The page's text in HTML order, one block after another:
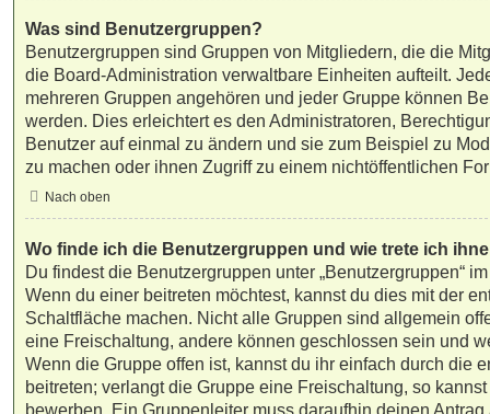
Was sind Benutzergruppen?
Benutzergruppen sind Gruppen von Mitgliedern, die die
die Board-Administration verwaltbare Einheiten aufteilt.
mehreren Gruppen angehören und jeder Gruppe können
werden. Dies erleichtert es den Administratoren,
Benutzer auf einmal zu ändern und sie zum Beispiel zu
zu machen oder ihnen Zugriff zu einem nichtöffentlichen
Nach oben
Wo finde ich die Benutzergruppen und wie trete ich
Du findest die Benutzergruppen unter „Benutzergruppen“
Wenn du einer beitreten möchtest, kannst du dies mit der
Schaltfläche machen. Nicht alle Gruppen sind allgemein
eine Freischaltung, andere können geschlossen sein und
Wenn die Gruppe offen ist, kannst du ihr einfach durch die
beitreten; verlangt die Gruppe eine Freischaltung, so
bewerben. Ein Gruppenleiter muss daraufhin deinen